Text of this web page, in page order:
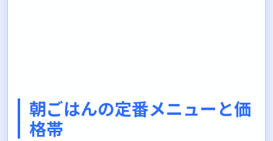
朝ごはんの定番メニューと価
格帯